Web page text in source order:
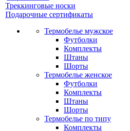
Треккинговые носки
Подарочные сертификаты
Термобелье мужское
Футболки
Комплекты
Штаны
Шорты
Термобелье женское
Футболки
Комплекты
Штаны
Шорты
Термобелье по типу
Комплекты